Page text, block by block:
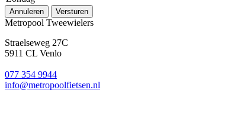
Annuleren Versturen
Metropool Tweewielers
Straelseweg 27C
5911 CL Venlo
077 354 9944
info@metropoolfietsen.nl